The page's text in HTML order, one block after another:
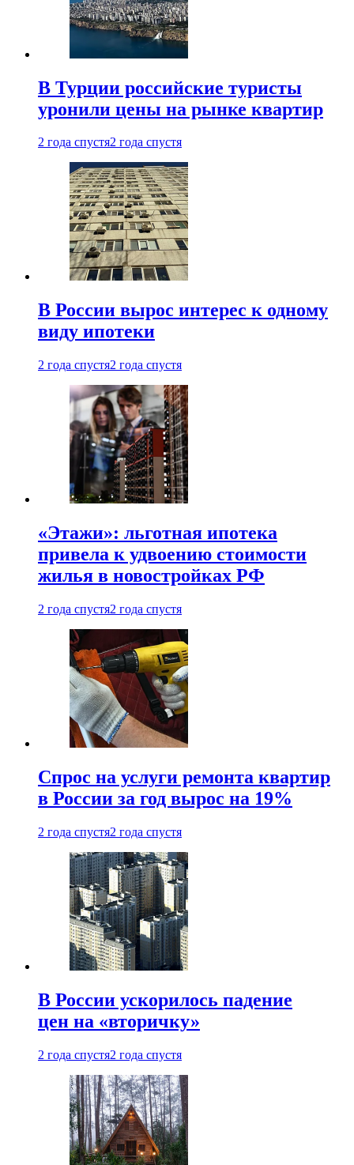
В Турции российские туристы
уронили цены на рынке квартир
2 года спустя2 года спустя
В России вырос интерес к одному
виду ипотеки
2 года спустя2 года спустя
«Этажи»: льготная ипотека
привела к удвоению стоимости
жилья в новостройках РФ
2 года спустя2 года спустя
Спрос на услуги ремонта квартир
в России за год вырос на 19%
2 года спустя2 года спустя
В России ускорилось падение
цен на «вторичку»
2 года спустя2 года спустя